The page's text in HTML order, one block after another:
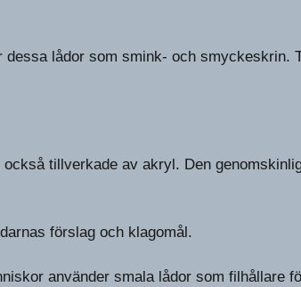
lådor som smink- och smyckeskrin.
tillverkade av akryl. Den
förslag och klagomål.
använder smala lådor som filhållare